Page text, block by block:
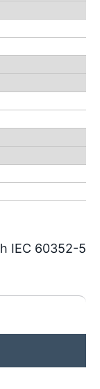
IEC 60352-5